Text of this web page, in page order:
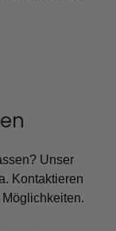
Unser
Kontaktieren